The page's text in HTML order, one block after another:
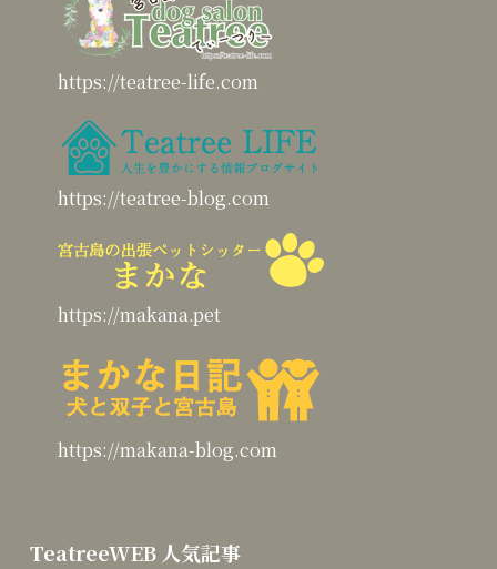
https://teatree-life.com
https://teatree-blog.com
https://makana.pet
https://makana-blog.com
TeatreeWEB 人気記事